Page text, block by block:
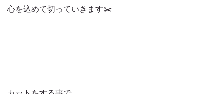
心を込めて切っていきます✂️